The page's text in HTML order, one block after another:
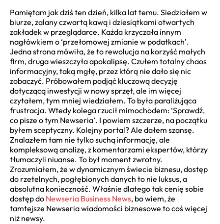
Pamiętam jak dziś ten dzień, kilka lat temu. Siedziałem w
biurze, zalany czwartą kawą i dziesiątkami otwartych
zakładek w przeglądarce. Każda krzyczała innym
nagłówkiem o ‘przełomowej zmianie w podatkach’.
Jedna strona mówiła, że to rewolucja na korzyść małych
firm, druga wieszczyła apokalipsę. Czułem totalny chaos
informacyjny, taką mgłę, przez którą nie dało się nic
zobaczyć. Próbowałem podjąć kluczową decyzję
dotyczącą inwestycji w nowy sprzęt, ale im więcej
czytałem, tym mniej wiedziałem. To była paraliżująca
frustracja. Wtedy kolega rzucił mimochodem: ‘Sprawdź,
co pisze o tym Newseria’. I powiem szczerze, na początku
byłem sceptyczny. Kolejny portal? Ale dałem szansę.
Znalazłem tam nie tylko suchą informację, ale
kompleksową analizę, z komentarzami ekspertów, którzy
tłumaczyli niuanse. To był moment zwrotny.
Zrozumiałem, że w dynamicznym świecie biznesu, dostęp
do rzetelnych, pogłębionych danych to nie luksus, a
absolutna konieczność. Właśnie dlatego tak cenię sobie
dostęp do Newseria Business News, bo wiem, że
tamtejsze Newseria wiadomości biznesowe to coś więcej
niż newsy.